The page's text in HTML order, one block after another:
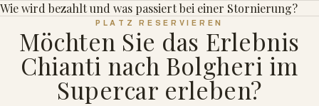
Wie wird bezahlt und was passiert bei einer Stornierung?
PLATZ RESERVIEREN
Möchten Sie das Erlebnis
Chianti nach Bolgheri im
Supercar erleben?